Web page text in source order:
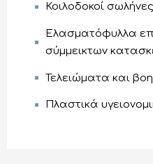
Κοιλοδοκοί σωλήνες
Ελασματόφυλλα
σύμμεικτων
Τελειώματα και
Πλαστικά